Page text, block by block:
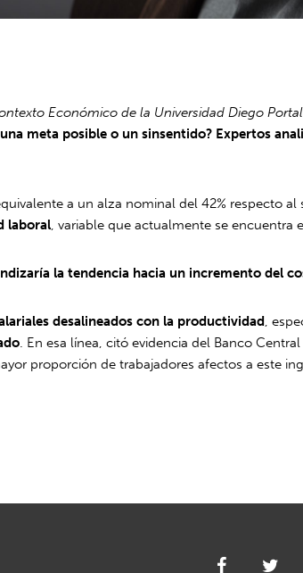
Económico de la Universidad Diego
meta posible o un sinsentido? Expertos
a un alza nominal del 42% respecto
laboral, variable que actualmente se encuentra
la tendencia hacia un incremento del
desalineados con la productividad,
. En esa línea, citó evidencia del Banco
proporción de trabajadores afectos a este